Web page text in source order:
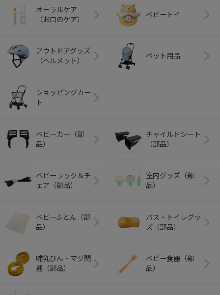
オーラルケア
（お口のケア）
ベビートイ
アウトドアグッズ
（ヘルメット）
ペット用品
ショッピングカー
ト
ベビーカー（部
品）
チャイルドシート
（部品）
ベビーラック＆チ
ェア（部品）
室内グッズ（部
品）
ベビーふとん（部
品）
バス・トイレグッ
ズ（部品）
哺乳びん・マグ関
連（部品）
ベビー食器（部
品）